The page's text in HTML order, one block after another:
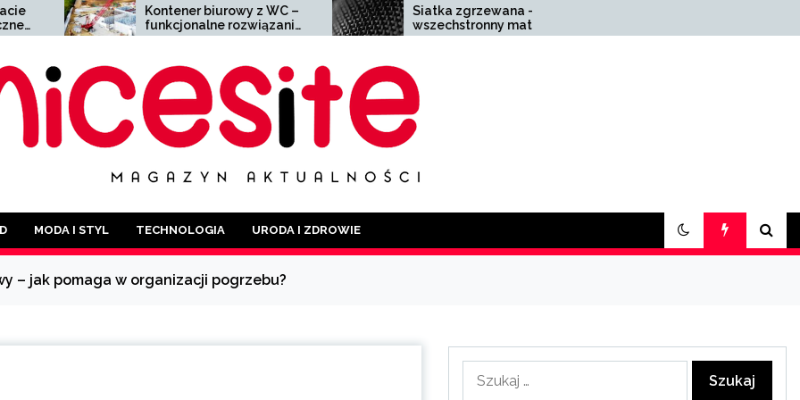
Kontener biurowy z WC –
funkcjonalne rozwiązanie
dla każdej branży
Siatka zgrzewana –
wszechstronny materiał o
szerokim zastosowaniu
pomoc w trudnych
MODA I STYL TECHNOLOGIA URODA I ZDROWIE
– jak pomaga w organizacji pogrzebu?